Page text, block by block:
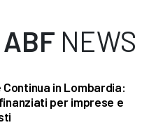
ABF NEWS
in Lombardia:
per imprese e